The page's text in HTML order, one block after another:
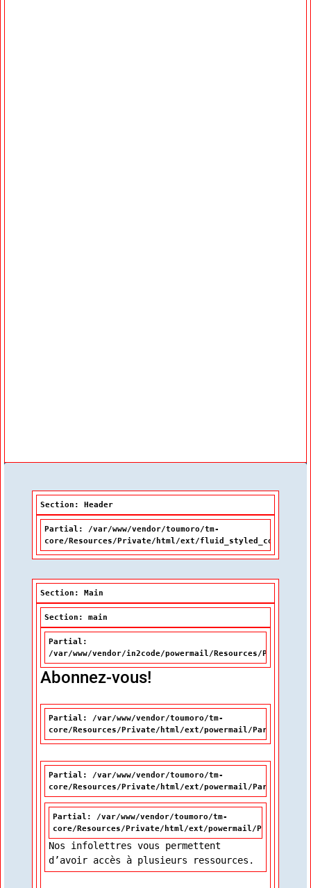
Section: Header
Partial: /var/www/vendor/toumoro/tm-
core/Resources/Private/html/ext/fluid_styled_content/
Section: Main
Section: main
Partial:
/var/www/vendor/in2code/powermail/Resources/Private/
Abonnez-vous!
Partial: /var/www/vendor/toumoro/tm-
core/Resources/Private/html/ext/powermail/Partials/
Partial: /var/www/vendor/toumoro/tm-
core/Resources/Private/html/ext/powermail/Partials/
Partial: /var/www/vendor/toumoro/tm-
core/Resources/Private/html/ext/powermail/Partials/
Nos infolettres vous permettent
d’avoir accès à plusieurs ressources.